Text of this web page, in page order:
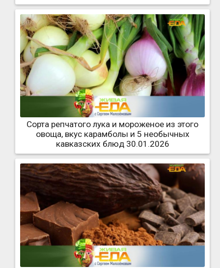
Сорта репчатого лука и мороженое из этого
овоща, вкус карамболы и 5 необычных
кавказских блюд 30.01.2026